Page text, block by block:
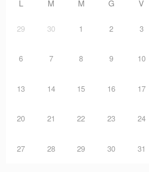
L M M G V
29 30 1 2 3
6 7 8 9 10
13 14 15 16 17
20 21 22 23 24
27 28 29 30 31